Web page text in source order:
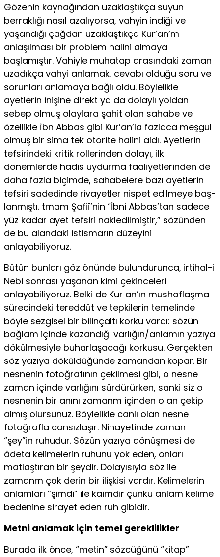
Gözenin kaynağından uzaklaştıkça suyun
berraklığı nasıl azalıyorsa, vahyin indiği ve
yaşandığı çağdan uzaklaştıkça Kur’an’m
anlaşılması bir problem halini almaya
başlamıştır. Vahiyle muhatap arasındaki zaman
uzadıkça vahyi anlamak, cevabı olduğu soru ve
sorunları anlamaya bağlı oldu. Böyle­likle
ayetlerin inişine direkt ya da dolaylı yoldan
sebep olmuş olaylara şahit olan sahabe ve
özellikle îbn Abbas gibi Kur’an’la fazlaca meşgul
olmuş bir sima tek otorite halini aldı. Ayetle­rin
tefsirindeki kritik rollerinden dolayı, ilk
dönemlerde hadis uydurma faaliyetlerinden de
daha fazla biçimde, sahabelere bazı ayetlerin
tefsiri sadedinde rivayetler nispet edilmeye baş­
lanmıştı. tmam Şafiî’nin “İbni Abbas’tan sadece
yüz kadar ayet tefsiri nakledilmiştir,” sözünden
de bu alandaki istisma­rın düzeyini
anlayabiliyoruz.
Bütün bunları göz önünde bulundurunca, irtihal-i
Nebi sonrası yaşanan kimi çekinceleri
anlayabiliyoruz. Belki de Kur an’ın mushaflaşma
sürecindeki tereddüt ve tepkilerin te­melinde
böyle sezgisel bir bilinçaltı korku vardı: sözün
bağ­lam içinde kazandığı varlığın/anlamın yazıya
dökülmesiyle buharlaşacağı korkusu. Gerçekten
söz yazıya döküldüğünde zamandan kopar. Bir
nesnenin fotoğrafının çekilmesi gibi, o nesne
zaman içinde varlığını sürdürürken, sanki siz o
nes­nenin bir anını zamanm içinden o an çekip
almış olursunuz. Böylelikle canlı olan nesne
fotoğrafla cansızlaşır. Nihayetin­de zaman
“şey”in ruhudur. Sözün yazıya dönüşmesi de
âdeta kelimelerin ruhunu yok eden, onları
matlaştıran bir şeydir. Dolayısıyla söz ile
zamanm çok derin bir ilişkisi vardır. Ke­limelerin
anlamları “şimdi” ile kaimdir çünkü anlam kelime
bedenine sirayet eden ruh gibidir.
Metni anlamak için temel gereklilikler
Burada ilk önce, “metin” sözcüğünü “kitap”